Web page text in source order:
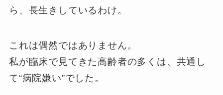
ら、長生きしているわけ。
これは偶然ではありません。
私が臨床で見てきた高齢者の多くは、共通し
て“病院嫌い”でした。